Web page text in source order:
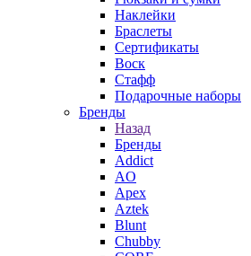
Наклейки
Браслеты
Сертификаты
Воск
Стафф
Подарочные наборы
Бренды
Назад
Бренды
Addict
AO
Apex
Aztek
Blunt
Chubby